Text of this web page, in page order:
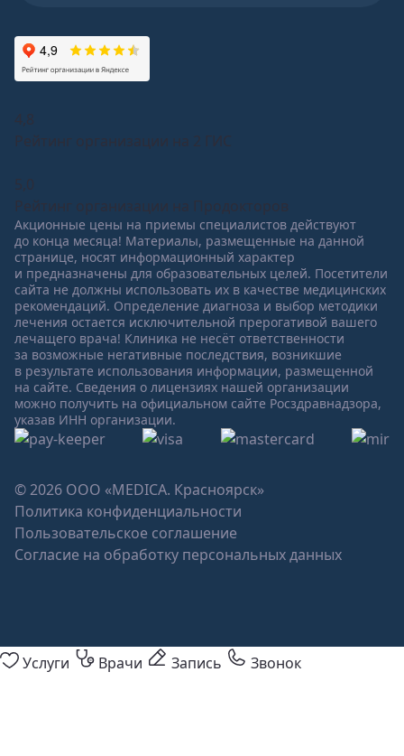
4,8
Рейтинг организации на 2 ГИС
5,0
Рейтинг организации на Продокторов
Акционные цены на приемы специалистов действуют
до конца месяца! Материалы, размещенные на данной
странице, носят информационный характер
и предназначены для образовательных целей. Посетители
сайта не должны использовать их в качестве медицинских
рекомендаций. Определение диагноза и выбор методики
лечения остается исключительной прерогативой вашего
лечащего врача! Клиника не несёт ответственности
за возможные негативные последствия, возникшие
в результате использования информации, размещенной
на сайте. Сведения о лицензиях нашей организации
можно получить на официальном сайте Росздравнадзора,
указав ИНН организации.
© 2026 ООО «MEDICA. Красноярск»
Политика конфиденциальности
Пользовательское соглашение
Согласие на обработку персональных данных
Услуги Врачи Запись Звонок